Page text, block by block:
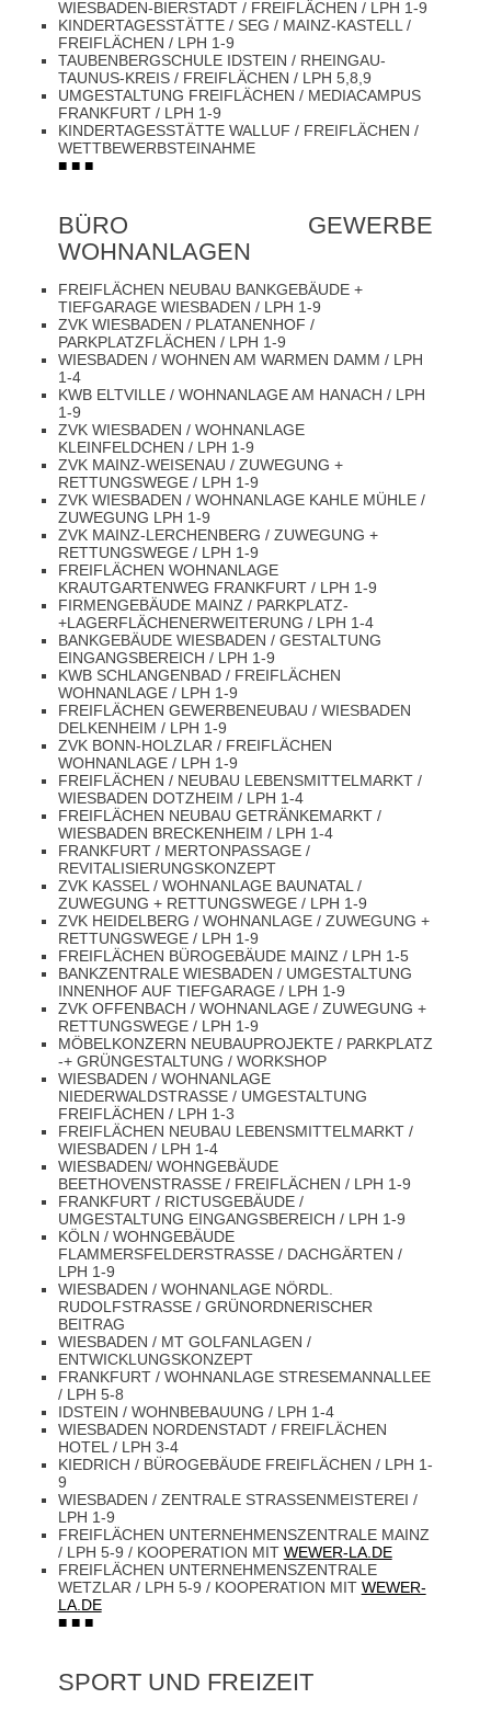
WIESBADEN-BIERSTADT / FREIFLÄCHEN / LPH 1-9
KINDERTAGESSTÄTTE / SEG / MAINZ-KASTELL /
FREIFLÄCHEN / LPH 1-9
TAUBENBERGSCHULE IDSTEIN / RHEINGAU-
TAUNUS-KREIS / FREIFLÄCHEN / LPH 5,8,9
UMGESTALTUNG FREIFLÄCHEN / MEDIACAMPUS
FRANKFURT / LPH 1-9
KINDERTAGESSTÄTTE WALLUF / FREIFLÄCHEN /
WETTBEWERBSTEINAHME
■ ■ ■
BÜRO GEWERBE
WOHNANLAGEN
FREIFLÄCHEN NEUBAU BANKGEBÄUDE +
TIEFGARAGE WIESBADEN / LPH 1-9
ZVK WIESBADEN / PLATANENHOF /
PARKPLATZFLÄCHEN / LPH 1-9
WIESBADEN / WOHNEN AM WARMEN DAMM / LPH
1-4
KWB ELTVILLE / WOHNANLAGE AM HANACH / LPH
1-9
ZVK WIESBADEN / WOHNANLAGE
KLEINFELDCHEN / LPH 1-9
ZVK MAINZ-WEISENAU / ZUWEGUNG +
RETTUNGSWEGE / LPH 1-9
ZVK WIESBADEN / WOHNANLAGE KAHLE MÜHLE /
ZUWEGUNG LPH 1-9
ZVK MAINZ-LERCHENBERG / ZUWEGUNG +
RETTUNGSWEGE / LPH 1-9
FREIFLÄCHEN WOHNANLAGE
KRAUTGARTENWEG FRANKFURT / LPH 1-9
FIRMENGEBÄUDE MAINZ / PARKPLATZ-
+LAGERFLÄCHENERWEITERUNG / LPH 1-4
BANKGEBÄUDE WIESBADEN / GESTALTUNG
EINGANGSBEREICH / LPH 1-9
KWB SCHLANGENBAD / FREIFLÄCHEN
WOHNANLAGE / LPH 1-9
FREIFLÄCHEN GEWERBENEUBAU / WIESBADEN
DELKENHEIM / LPH 1-9
ZVK BONN-HOLZLAR / FREIFLÄCHEN
WOHNANLAGE / LPH 1-9
FREIFLÄCHEN / NEUBAU LEBENSMITTELMARKT /
WIESBADEN DOTZHEIM / LPH 1-4
FREIFLÄCHEN NEUBAU GETRÄNKEMARKT /
WIESBADEN BRECKENHEIM / LPH 1-4
FRANKFURT / MERTONPASSAGE /
REVITALISIERUNGSKONZEPT
ZVK KASSEL / WOHNANLAGE BAUNATAL /
ZUWEGUNG + RETTUNGSWEGE / LPH 1-9
ZVK HEIDELBERG / WOHNANLAGE / ZUWEGUNG +
RETTUNGSWEGE / LPH 1-9
FREIFLÄCHEN BÜROGEBÄUDE MAINZ / LPH 1-5
BANKZENTRALE WIESBADEN / UMGESTALTUNG
INNENHOF AUF TIEFGARAGE / LPH 1-9
ZVK OFFENBACH / WOHNANLAGE / ZUWEGUNG +
RETTUNGSWEGE / LPH 1-9
MÖBELKONZERN NEUBAUPROJEKTE / PARKPLATZ
-+ GRÜNGESTALTUNG / WORKSHOP
WIESBADEN / WOHNANLAGE
NIEDERWALDSTRASSE / UMGESTALTUNG F
REIFLÄCHEN / LPH 1-3
FREIFLÄCHEN NEUBAU LEBENSMITTELMARKT /
WIESBADEN / LPH 1-4
WIESBADEN/ WOHNGEBÄUDE
BEETHOVENSTRASSE / FREIFLÄCHEN / LPH 1-9
FRANKFURT / RICTUSGEBÄUDE /
UMGESTALTUNG EINGANGSBEREICH / LPH 1-9
KÖLN / WOHNGEBÄUDE
FLAMMERSFELDERSTRASSE / DACHGÄRTEN / L
PH 1-9
WIESBADEN / WOHNANLAGE NÖRDL.
RUDOLFSTRASSE / GRÜNORDNERISCHER B
EITRAG
WIESBADEN / MT GOLFANLAGEN /
ENTWICKLUNGSKONZEPT
FRANKFURT / WOHNANLAGE STRESEMANNALLEE
/ LPH 5-8
IDSTEIN / WOHNBEBAUUNG / LPH 1-4
WIESBADEN NORDENSTADT / FREIFLÄCHEN
HOTEL / LPH 3-4
KIEDRICH / BÜROGEBÄUDE FREIFLÄCHEN / LPH 1-
9
WIESBADEN / ZENTRALE STRASSENMEISTEREI /
LPH 1-9
FREIFLÄCHEN UNTERNEHMENSZENTRALE MAINZ
/ LPH 5-9 / KOOPERATION MIT WEWER-LA.DE
FREIFLÄCHEN UNTERNEHMENSZENTRALE
WETZLAR / LPH 5-9 / KOOPERATION MIT WEWER-
LA.DE
■ ■ ■
SPORT UND FREIZEIT